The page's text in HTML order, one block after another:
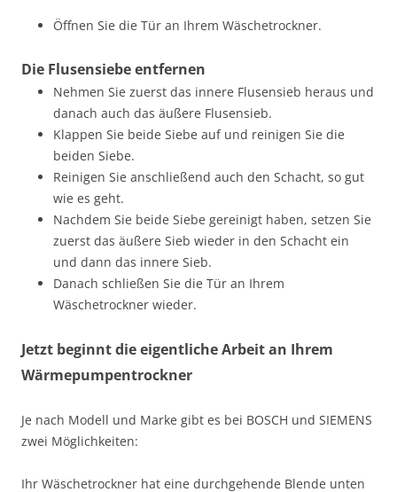
Öffnen Sie die Tür an Ihrem Wäschetrockner.
Die Flusensiebe entfernen
Nehmen Sie zuerst das innere Flusensieb heraus und
danach auch das äußere Flusensieb.
Klappen Sie beide Siebe auf und reinigen Sie die
beiden Siebe.
Reinigen Sie anschließend auch den Schacht, so gut
wie es geht.
Nachdem Sie beide Siebe gereinigt haben, setzen Sie
zuerst das äußere Sieb wieder in den Schacht ein
und dann das innere Sieb.
Danach schließen Sie die Tür an Ihrem
Wäschetrockner wieder.
Jetzt beginnt die eigentliche Arbeit an Ihrem
Wärmepumpentrockner
Je nach Modell und Marke gibt es bei BOSCH und SIEMENS
zwei Möglichkeiten:
Ihr Wäschetrockner hat eine durchgehende Blende unten